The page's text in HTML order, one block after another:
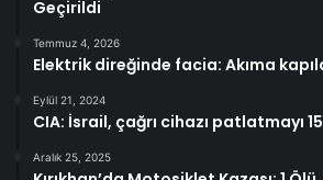
Geçirildi
Temmuz 4, 2026
Elektrik direğinde facia: Akıma
Eylül 21, 2024
CIA: İsrail, çağrı cihazı patlatmayı
Aralık 25, 2025